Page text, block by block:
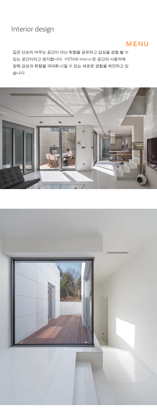
Interior design
MENU
집은 단순히 머무는 공간이 아닌 취향을 공유하고 감성을 경험 할 수
있는 공간이라고 생각합니다. VISTA의 Interior은 공간의 사용자에
맞춰 감성과 취향을 극대화 시킬 수 있는 새로운 경험을 제안하고 있
습니다.